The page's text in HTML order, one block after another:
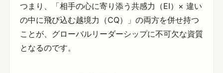
つまり、「相手の心に寄り添う共感力（EI）× 違い
の中に飛び込む越境力（CQ）」の両方を併せ持つ
ことが、グローバルリーダーシップに不可欠な資質
となるのです。